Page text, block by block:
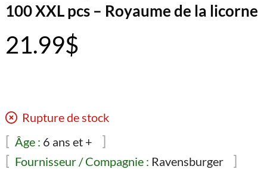
100 XXL pcs – Royaume de la licorne
21.99$
Rupture de stock
Âge : 6 ans et +
Fournisseur / Compagnie : Ravensburger